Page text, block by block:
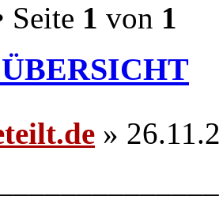
Seite 1 von 1
»